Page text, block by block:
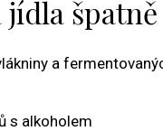
špatně
a
s alkoholem